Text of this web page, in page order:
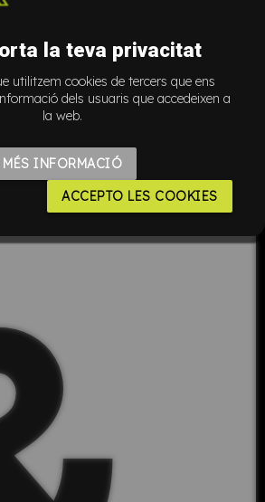
la teva privacitat
utilitzem cookies de tercers que ens
dels usuaris que accedeixen a
la web.
MÉS INFORMACIÓ
ACCEPTO LES COOKIES